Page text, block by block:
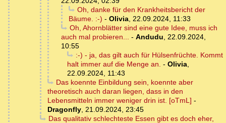
Oh, danke für den Krankheitsbericht der
Bäume. :-) - Olivia, 22.09.2024, 11:33
Oh, Ahornblätter sind eine gute Idee, muss ich
auch mal probieren... - Andudu, 22.09.2024,
10:55
:-) - ja, das gilt auch für Hülsenfrüchte. Kommt
halt immer auf die Menge an. - Olivia,
22.09.2024, 11:43
Das koennte Einbildung sein, koennte aber
theoretisch auch daran liegen, dass in den
Lebensmitteln immer weniger drin ist. [oTmL] -
Dragonfly, 21.09.2024, 23:45
Das qualitativ schlechteste Essen gibt es doch eher,